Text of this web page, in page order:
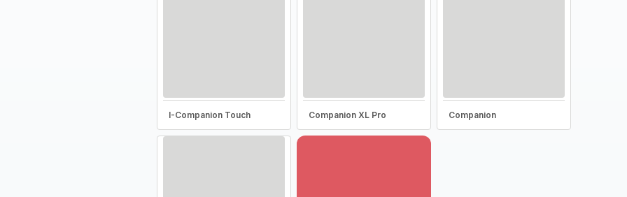
I-Companion Touch Companion XL Pro Companion